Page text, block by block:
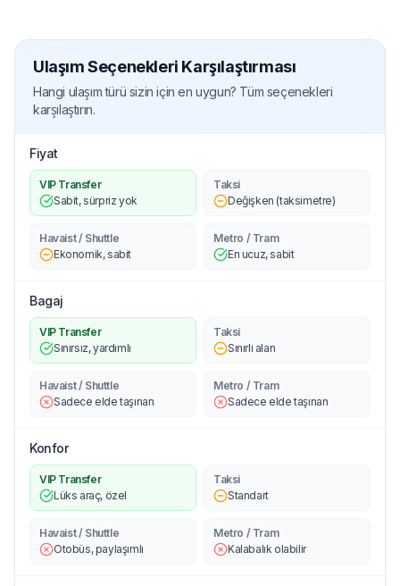
Ulaşım Seçenekleri Karşılaştırması
Hangi ulaşım türü sizin için en uygun? Tüm seçenekleri
karşılaştırın.
Fiyat
VIP Transfer
Sabit, sürpriz yok
Taksi
Değişken (taksimetre)
Havaist / Shuttle
Ekonomik, sabit
Metro / Tram
En ucuz, sabit
Bagaj
VIP Transfer
Sınırsız, yardımlı
Taksi
Sınırlı alan
Havaist / Shuttle
Sadece elde taşınan
Metro / Tram
Sadece elde taşınan
Konfor
VIP Transfer
Lüks araç, özel
Taksi
Standart
Havaist / Shuttle
Otobüs, paylaşımlı
Metro / Tram
Kalabalık olabilir